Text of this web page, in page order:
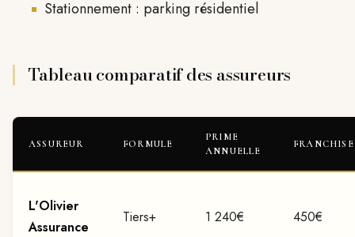
Stationnement : parking résidentiel
Tableau comparatif des assureurs
ASSUREUR FORMULE
PRIME
ANNUELLE
FRANCHISE
L'Olivier
Assurance
Tiers+ 1 240€ 450€